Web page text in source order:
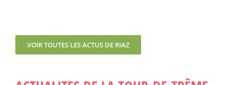
VOIR TOUTES LES ACTUS DE RIAZ